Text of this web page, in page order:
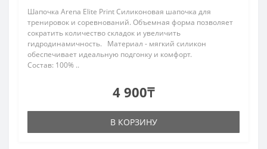
Шапочка Arena Elite Print Силиконовая шапочка для
тренировок и соревнований. Объемная форма позволяет
сократить количество складок и увеличить
гидродинамичность. Материал - мягкий силикон
обеспечивает идеальную подгонку и комфорт.
Состав: 100% ..
4 900₸
В КОРЗИНУ